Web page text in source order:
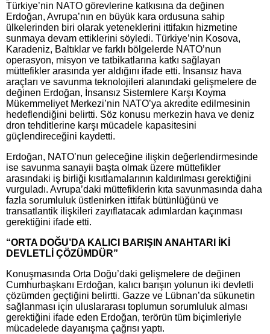
Türkiye’nin NATO görevlerine katkısına da değinen
Erdoğan, Avrupa’nın en büyük kara ordusuna sahip
ülkelerinden biri olarak yeteneklerini ittifakın hizmetine
sunmaya devam ettiklerini söyledi. Türkiye’nin Kosova,
Karadeniz, Baltıklar ve farklı bölgelerde NATO’nun
operasyon, misyon ve tatbikatlarına katkı sağlayan
müttefikler arasında yer aldığını ifade etti. İnsansız hava
araçları ve savunma teknolojileri alanındaki gelişmelere de
değinen Erdoğan, İnsansız Sistemlere Karşı Koyma
Mükemmeliyet Merkezi’nin NATO’ya akredite edilmesinin
hedeflendiğini belirtti. Söz konusu merkezin hava ve deniz
dron tehditlerine karşı mücadele kapasitesini
güçlendireceğini kaydetti.
Erdoğan, NATO’nun geleceğine ilişkin değerlendirmesinde
ise savunma sanayii başta olmak üzere müttefikler
arasındaki iş birliği kısıtlamalarının kaldırılması gerektiğini
vurguladı. Avrupa’daki müttefiklerin kıta savunmasında daha
fazla sorumluluk üstlenirken ittifak bütünlüğünü ve
transatlantik ilişkileri zayıflatacak adımlardan kaçınması
gerektiğini ifade etti.
“ORTA DOĞU’DA KALICI BARIŞIN ANAHTARI İKİ
DEVLETLİ ÇÖZÜMDÜR”
Konuşmasında Orta Doğu’daki gelişmelere de değinen
Cumhurbaşkanı Erdoğan, kalıcı barışın yolunun iki devletli
çözümden geçtiğini belirtti. Gazze ve Lübnan’da sükunetin
sağlanması için uluslararası toplumun sorumluluk alması
gerektiğini ifade eden Erdoğan, terörün tüm biçimleriyle
mücadelede dayanışma çağrısı yaptı.